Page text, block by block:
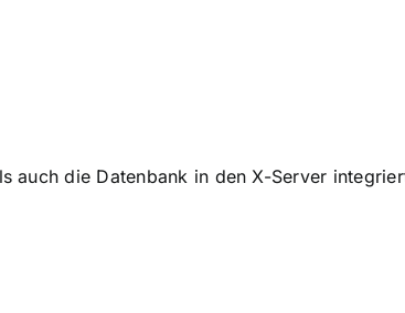
auch die Datenbank in den X-Server